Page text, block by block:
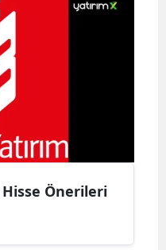
Hisse Önerileri